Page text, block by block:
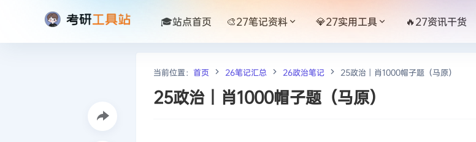
🎓站点首页 🎨27笔记资料 💎27实用工具 🔥27资讯干货
当前位置： 首页 26笔记汇总 26政治笔记 25政治丨肖1000帽子题（马原）
25政治丨肖1000帽子题（马原）